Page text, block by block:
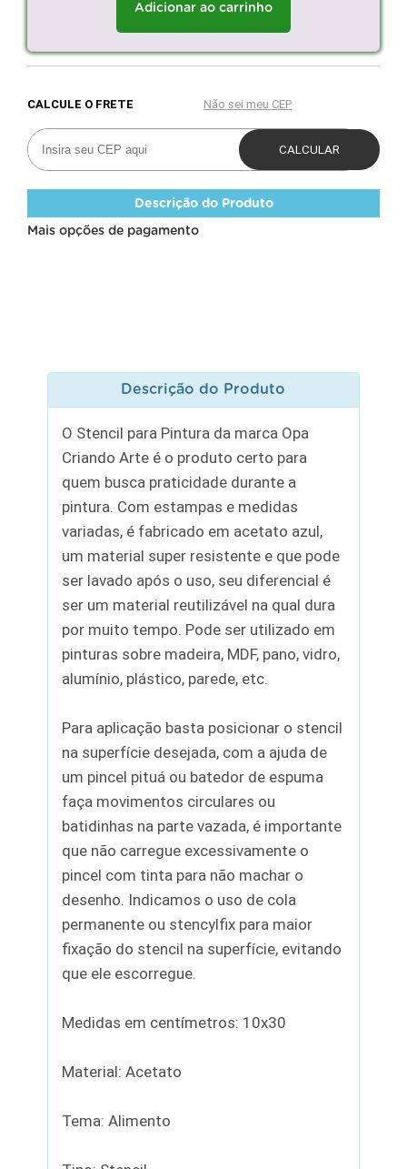
Adicionar ao carrinho
Descrição do Produto
Mais opções de pagamento
Descrição do Produto
O Stencil para Pintura da marca Opa
Criando Arte é o produto certo para
quem busca praticidade durante a
pintura. Com estampas e medidas
variadas, é fabricado em acetato azul,
um material super resistente e que pode
ser lavado após o uso, seu diferencial é
ser um material reutilizável na qual dura
por muito tempo. Pode ser utilizado em
pinturas sobre madeira, MDF, pano, vidro,
alumínio, plástico, parede, etc.
Para aplicação basta posicionar o stencil
na superfície desejada, com a ajuda de
um pincel pituá ou batedor de espuma
faça movimentos circulares ou
batidinhas na parte vazada, é importante
que não carregue excessivamente o
pincel com tinta para não machar o
desenho. Indicamos o uso de cola
permanente ou stencylfix para maior
fixação do stencil na superfície, evitando
que ele escorregue.
Medidas em centímetros: 10x30
Material: Acetato
Tema: Alimento